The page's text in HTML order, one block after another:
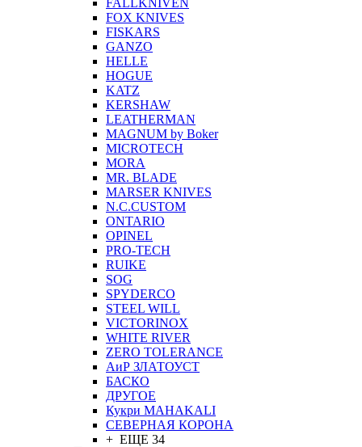
FALLKNIVEN
FOX KNIVES
FISKARS
GANZO
HELLE
HOGUE
KATZ
KERSHAW
LEATHERMAN
MAGNUM by Boker
MICROTECH
MORA
MR. BLADE
MARSER KNIVES
N.C.CUSTOM
ONTARIO
OPINEL
PRO-TECH
RUIKE
SOG
SPYDERCO
STEEL WILL
VICTORINOX
WHITE RIVER
ZERO TOLERANCE
АиР ЗЛАТОУСТ
БАСКО
ДРУГОЕ
Кукри MAHAKALI
СЕВЕРНАЯ КОРОНА
+ ЕЩЕ 34